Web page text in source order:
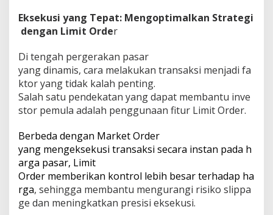
Eksekusi yang Tepat: Mengoptimalkan Strategi
dengan Limit Order
Di tengah pergerakan pasar
yang dinamis, cara melakukan transaksi menjadi fa
ktor yang tidak kalah penting.
Salah satu pendekatan yang dapat membantu inve
stor pemula adalah penggunaan fitur Limit Order.
Berbeda dengan Market Order
yang mengeksekusi transaksi secara instan pada h
arga pasar, Limit
Order memberikan kontrol lebih besar terhadap ha
rga, sehingga membantu mengurangi risiko slippa
ge dan meningkatkan presisi eksekusi.